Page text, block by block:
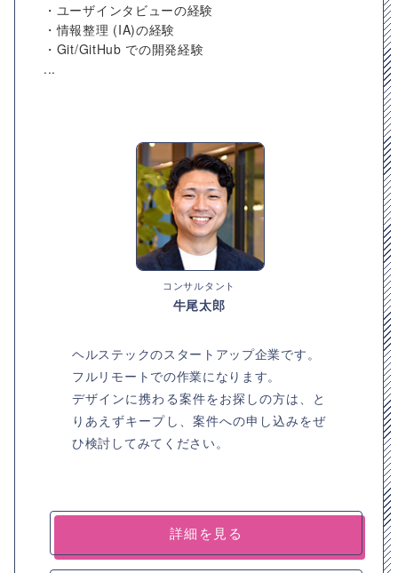
・ユーザインタビューの経験
・情報整理 (IA)の経験
・Git/GitHub での開発経験
...
コンサルタント
牛尾太郎
ヘルステックのスタートアップ企業です。
フルリモートでの作業になります。
デザインに携わる案件をお探しの方は、と
りあえずキープし、案件への申し込みをぜ
ひ検討してみてください。
詳細を見る